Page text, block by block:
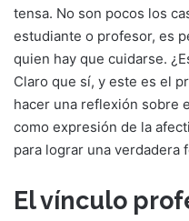
tensa. No son pocos los
estudiante o profesor, es
quien hay que cuidarse.
Claro que sí, y este es el
hacer una reflexión sobre
como expresión de la
para lograr una verdadera
El vínculo